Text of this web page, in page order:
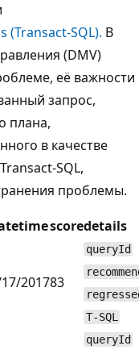
(Transact-SQL). В
(DMV)
её важности
запрос,
плана,
в качестве
SQL,
проблемы.
scoredetails
201783
queryId
T-SQL
queryId